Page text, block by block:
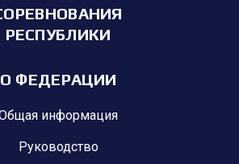
РЕСПУБЛИКИ
О ФЕДЕРАЦИИ
информация
Руководство